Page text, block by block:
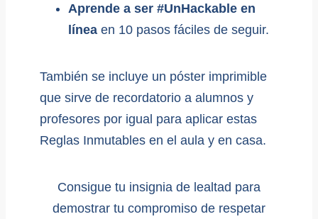
Aprende a ser #UnHackable en
línea en 10 pasos fáciles de seguir.
También se incluye un póster imprimible
que sirve de recordatorio a alumnos y
profesores por igual para aplicar estas
Reglas Inmutables en el aula y en casa.
Consigue tu insignia de lealtad para
demostrar tu compromiso de respetar